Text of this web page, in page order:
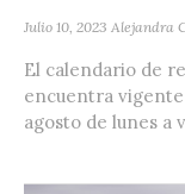
Julio 10, 2023 Alejandra
El calendario de
encuentra vigente
agosto de lunes a